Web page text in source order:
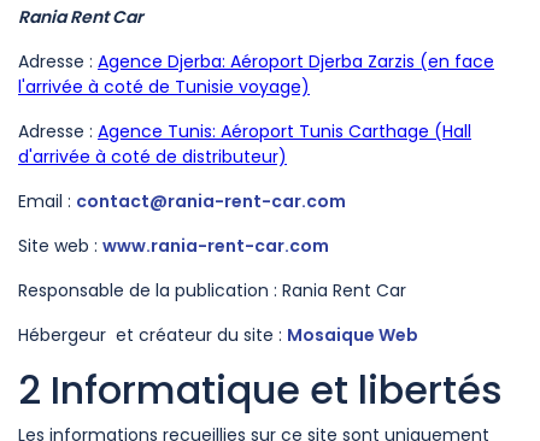
Rania Rent Car
Adresse : Agence Djerba: Aéroport Djerba Zarzis (en face
l'arrivée à coté de Tunisie voyage)
Adresse : Agence Tunis: Aéroport Tunis Carthage (Hall
d'arrivée à coté de distributeur)
Email : contact@rania-rent-car.com
Site web : www.rania-rent-car.com
Responsable de la publication : Rania Rent Car
Hébergeur et créateur du site : Mosaique Web
2 Informatique et libertés
Les informations recueillies sur ce site sont uniquement